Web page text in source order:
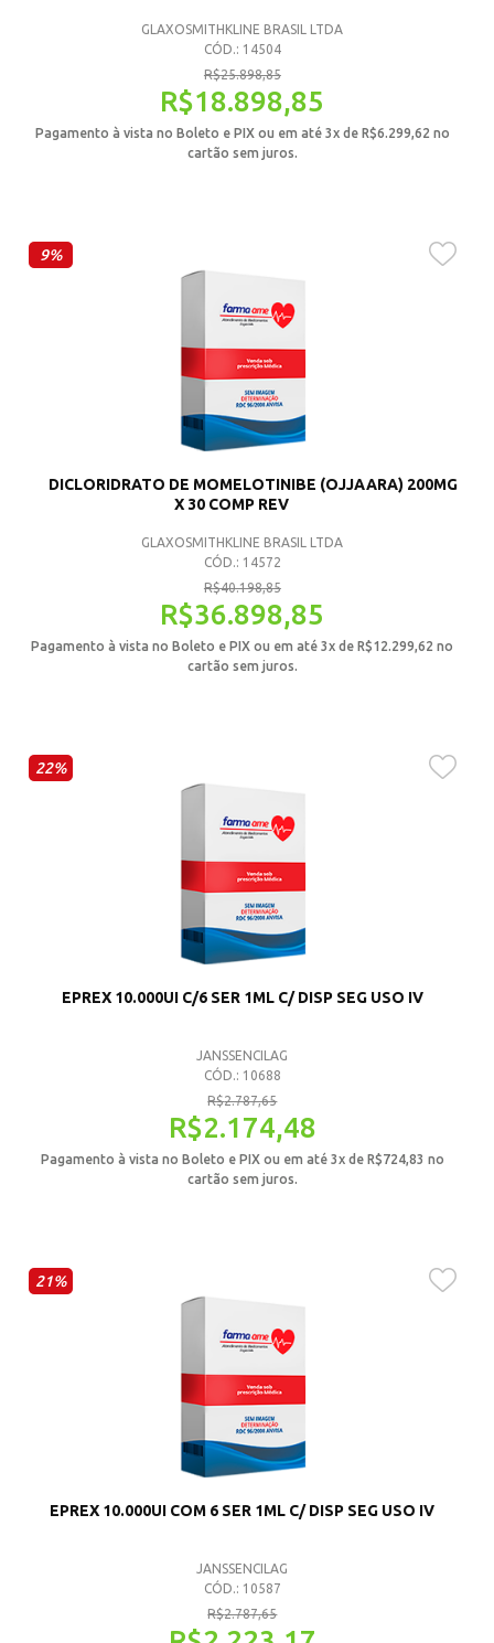
GLAXOSMITHKLINE BRASIL LTDA
CÓD.: 14504
R$25.898,85
R$18.898,85
Pagamento à vista no Boleto e PIX ou em até 3x de R$6.299,62 no
cartão sem juros.
9%
DICLORIDRATO DE MOMELOTINIBE (OJJAARA) 200MG
X 30 COMP REV
GLAXOSMITHKLINE BRASIL LTDA
CÓD.: 14572
R$40.198,85
R$36.898,85
Pagamento à vista no Boleto e PIX ou em até 3x deR$12.299,62 no
cartão sem juros.
22%
EPREX 10.000UI C/6 SER 1ML C/ DISP SEG USO IV
JANSSENCILAG
CÓD.: 10688
R$2.787,65
R$2.174,48
Pagamento à vista no Boleto e PIX ou em até 3x de R$724,83 no
cartão sem juros.
21%
EPREX 10.000UI COM 6 SER 1ML C/ DISP SEG USO IV
JANSSENCILAG
CÓD.: 10587
R$2.787,65